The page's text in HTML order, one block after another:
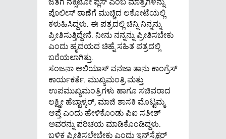
ಪೊಲೀಸ್‌ ಠಾಣೆಗೆ ಮುಚ್ಚಿದ ಲಕೋಟೆಯಲ್ಲಿ
ಕಳುಹಿಸಿದ್ದಳು. ಈ ಪತ್ರದಲ್ಲಿ ಚಿನ್ನಿ ನಿನ್ನನ್ನು
ಪ್ರೀತಿಸುತ್ತಿದ್ದೇನೆ. ನೀನು ನನ್ನನ್ನು ಪ್ರೀತಿಸಬೇಕು
ಎಂದು ಹೃದಯದ ಚಿಹ್ನೆ ಸಹಿತ ಪತ್ರದಲ್ಲಿ
ಬರೆಯಲಾಗಿತ್ತು.
ಸಂಜನಾ ಅಲಿಯಾಸ್‌ ವನಜಾ ತಾನು ಕಾಂಗ್ರೆಸ್‌
ಕಾರ್ಯಕರ್ತೆ. ಮುಖ್ಯಮಂತ್ರಿ ಮತ್ತು
ಉಪಮುಖ್ಯಮಂತ್ರಿಗಳು ಹಾಗೂ ಸಚಿವರಾದ
ಲಕ್ಷ್ಮೀ ಹೆಬ್ಟಾಳ್ಕರ್‌, ಮಾಜಿ ಶಾಸಕಿ ಮೊಟ್ಟಮ್ಮ
ಆಪ್ತೆ ಎಂದು ಹೇಳಿಕೊಂಡು ಪಿಐ ಸತೀಶ್‌
ಅವರನ್ನು ಪರಿಚಯ ಮಾಡಿಕೊಂಡಿದ್ದಳು.
ಬಳಿಕ ಪ್ರೀತಿಸಲೇಬೇಕು ಎಂದು ಇನ್‌ಸ್ಪೆಕ್ಟರ್‌